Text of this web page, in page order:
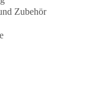
Zubehör